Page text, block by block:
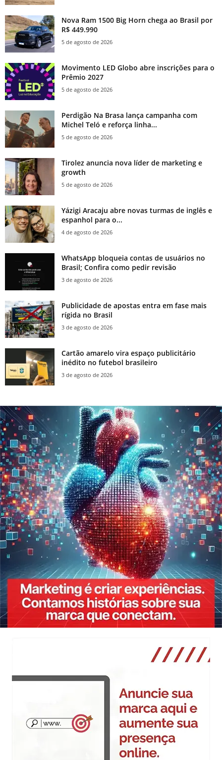
Nova Ram 1500 Big Horn chega ao Brasil por
R$ 449.990
5 de agosto de 2026
Movimento LED Globo abre inscrições para o
Prêmio 2027
5 de agosto de 2026
Perdigão Na Brasa lança campanha com
Michel Teló e reforça linha...
5 de agosto de 2026
Tirolez anuncia nova líder de marketing e
growth
5 de agosto de 2026
Yázigi Aracaju abre novas turmas de inglês e
espanhol para o...
4 de agosto de 2026
WhatsApp bloqueia contas de usuários no
Brasil; Confira como pedir revisão
3 de agosto de 2026
Publicidade de apostas entra em fase mais
rígida no Brasil
3 de agosto de 2026
Cartão amarelo vira espaço publicitário
inédito no futebol brasileiro
3 de agosto de 2026